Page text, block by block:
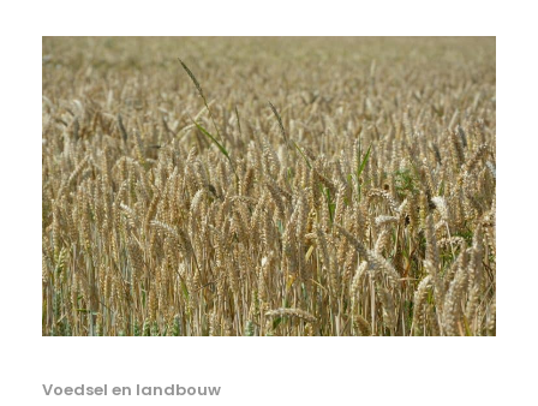
Voedsel en landbouw